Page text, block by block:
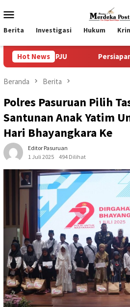
ke
kontenMobile
Berita Investigasi Hukum
Hot NewsPersiapan Upacara Hari
Beranda Berita
Polres Pasuruan Pilih
Santunan Anak Yatim
Hari Bhayangkara Ke
Editor Pasuruan
1 Juli 2025
494 Dilihat